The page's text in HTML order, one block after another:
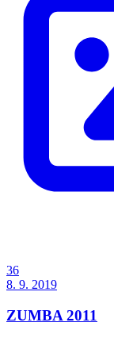
36
8. 9. 2019
ZUMBA 2011